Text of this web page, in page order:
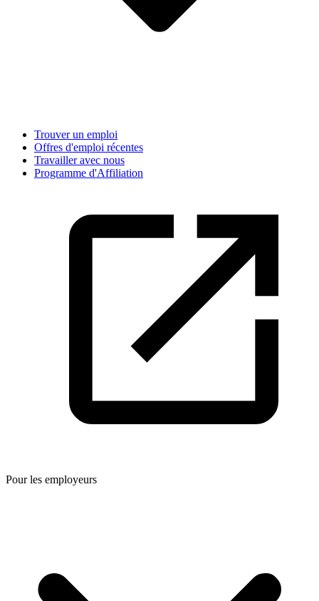
Trouver un emploi
Offres d'emploi récentes
Travailler avec nous
Programme d'Affiliation
Pour les employeurs